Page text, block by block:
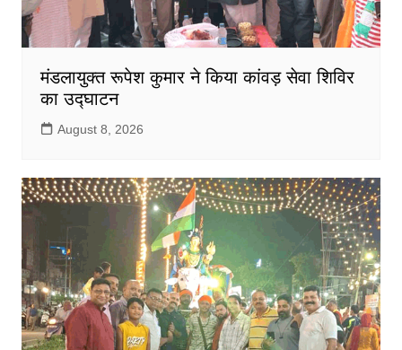
मंडलायुक्त रूपेश कुमार ने किया कांवड़ सेवा शिविर
का उद्घाटन
August 8, 2026